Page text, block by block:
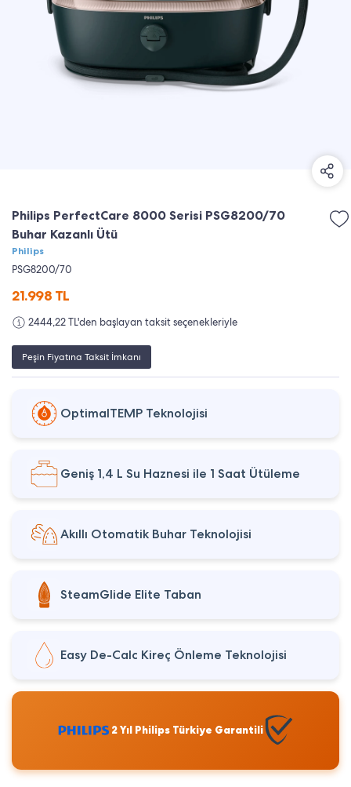
Philips PerfectCare 8000 Serisi PSG8200/70
Buhar Kazanlı Ütü
Philips
PSG8200/70
21.998 TL
2444,22 TL'den başlayan taksit seçenekleriyle
Peşin Fiyatına Taksit İmkanı
OptimalTEMP Teknolojisi
Geniş 1,4 L Su Haznesi ile 1 Saat Ütüleme
Akıllı Otomatik Buhar Teknolojisi
SteamGlide Elite Taban
Easy De-Calc Kireç Önleme Teknolojisi
2 Yıl Philips Türkiye Garantili